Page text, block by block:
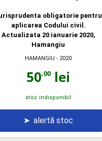
obligatorie pentru
aplicarea Codului civil.
Actualizata 20 ianuarie 2020,
Hamangiu
HAMANGIU - 2020
50,00 lei
stoc indisponibil
➤ alertă stoc